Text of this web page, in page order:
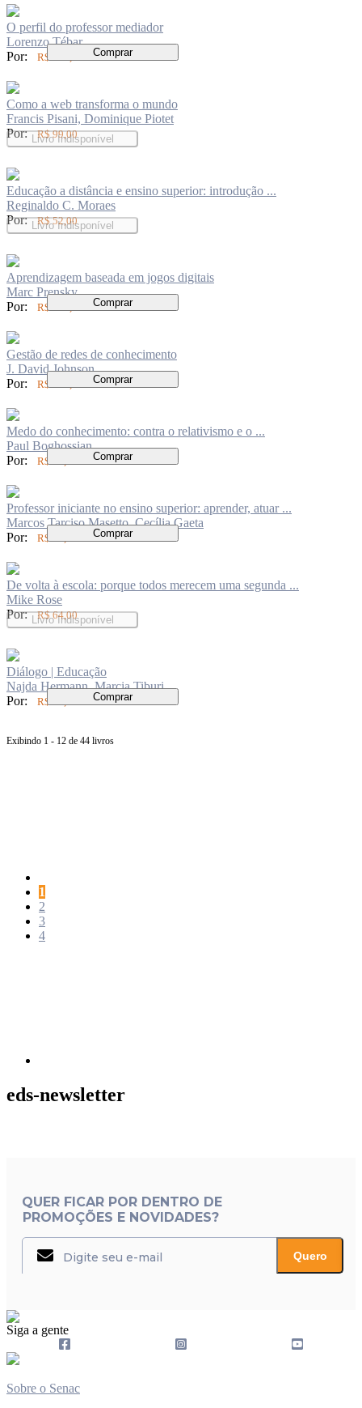
O perfil do professor mediador
Lorenzo Tébar
Por:
R$ 199,00 Comprar
Como a web transforma o mundo
Francis Pisani, Dominique Piotet
Por:
R$ 99,00
Livro Indisponível
Educação a distância e ensino superior: introdução ...
Reginaldo C. Moraes
Por:
R$ 52,00
Livro Indisponível
Aprendizagem baseada em jogos digitais
Marc Prensky
Por:
R$ 199,00 Comprar
Gestão de redes de conhecimento
J. David Johnson
Por:
R$ 156,00 Comprar
Medo do conhecimento: contra o relativismo e o ...
Paul Boghossian
Por:
R$ 50,00 Comprar
Professor iniciante no ensino superior: aprender, atuar ...
Marcos Tarciso Masetto, Cecília Gaeta
Por:
R$ 83,00 Comprar
De volta à escola: porque todos merecem uma segunda ...
Mike Rose
Por:
R$ 64,00
Livro Indisponível
Diálogo | Educação
Najda Hermann, Marcia Tiburi
Por:
R$ 62,00 Comprar
Exibindo 1 - 12 de 44 livros
Página
1
Página
2
Página
3
Página
4
eds-newsletter
QUER FICAR POR DENTRO DE
PROMOÇÕES E NOVIDADES?
Quero
Siga a gente
Sobre o Senac